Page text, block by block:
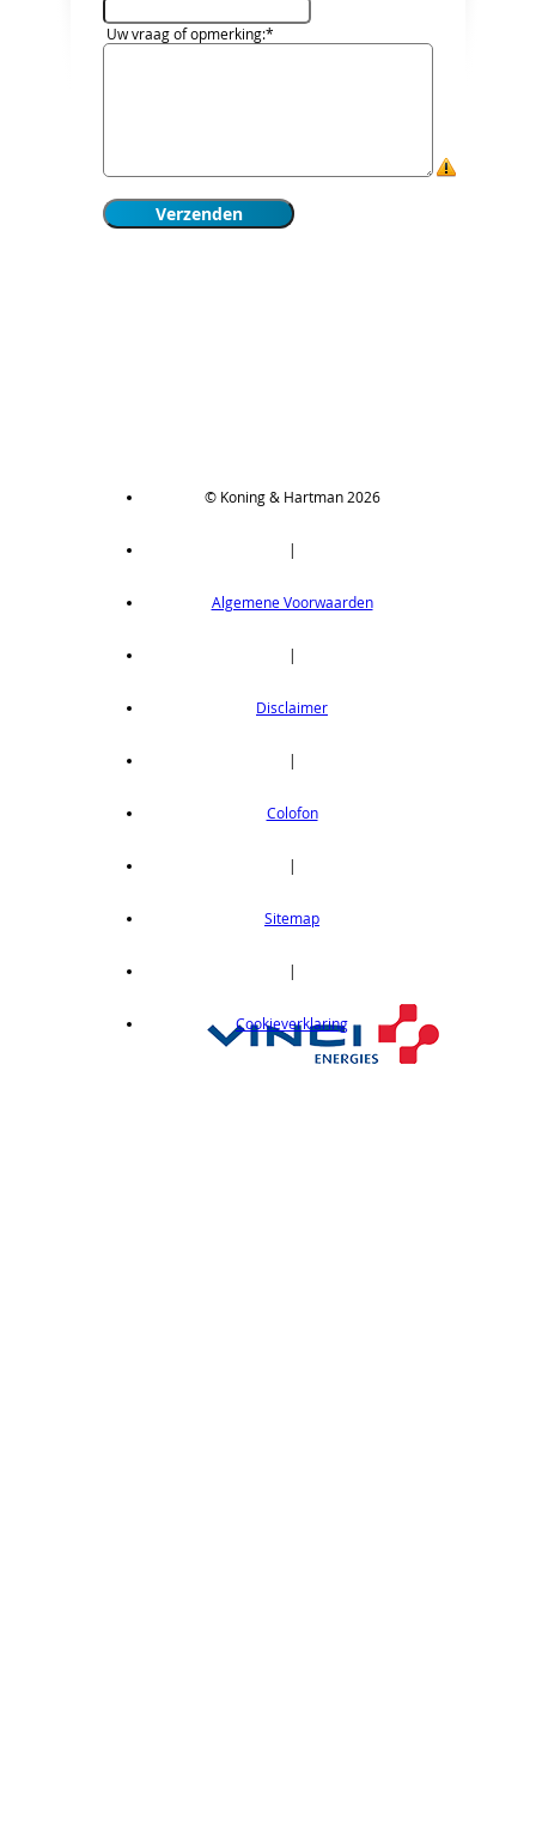
Uw vraag of opmerking:*
© Koning & Hartman 2026
|
Algemene Voorwaarden
|
Disclaimer
|
Colofon
|
Sitemap
|
Cookieverklaring